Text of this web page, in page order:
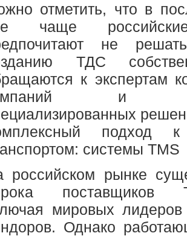
отметить, что в
чаще
не
ТДС
к экспертам
и
подход к
системы TMS
российском рынке
поставщиков
мировых лидеров
Однако